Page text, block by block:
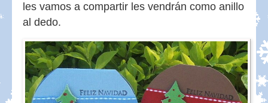
les vamos a compartir les vendrán como anillo
al dedo.